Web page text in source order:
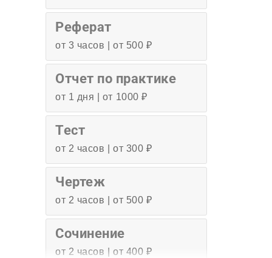
Реферат
от 3 часов | от 500 ₽
Отчет по практике
от 1 дня | от 1000 ₽
Тест
от 2 часов | от 300 ₽
Чертеж
от 2 часов | от 500 ₽
Сочинение
от 2 часов | от 400 ₽